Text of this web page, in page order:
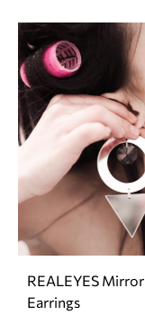
REALEYES Mirror
Earrings